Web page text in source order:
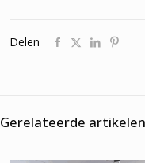
Delen
Gerelateerde